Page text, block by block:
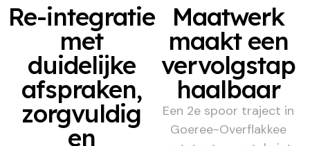
Re-integratie
met
duidelijke
afspraken,
zorgvuldig
en
Maatwerk
maakt een
vervolgstap
haalbaar
Een 2e spoor traject in
Goeree-Overflakkee